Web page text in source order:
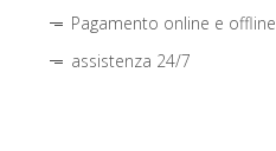
Pagamento online e offline
assistenza 24/7